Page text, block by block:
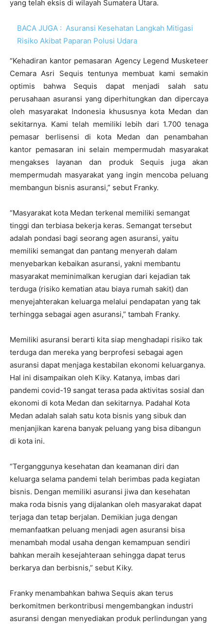
yang telah eksis di wilayah Sumatera Utara.
BACA JUGA : Asuransi Kesehatan Langkah Mitigasi
Risiko Akibat Paparan Polusi Udara
“Kehadiran kantor pemasaran Agency Legend Musketeer
Cemara Asri Sequis tentunya membuat kami semakin
optimis bahwa Sequis dapat menjadi salah satu
perusahaan asuransi yang diperhitungkan dan dipercaya
oleh masyarakat Indonesia khususnya kota Medan dan
sekitarnya. Kami telah memiliki lebih dari 1.700 tenaga
pemasar berlisensi di kota Medan dan penambahan
kantor pemasaran ini selain mempermudah masyarakat
mengakses layanan dan produk Sequis juga akan
mempermudah masyarakat yang ingin mencoba peluang
membangun bisnis asuransi,” sebut Franky.
“Masyarakat kota Medan terkenal memiliki semangat
tinggi dan terbiasa bekerja keras. Semangat tersebut
adalah pondasi bagi seorang agen asuransi, yaitu
memiliki semangat dan pantang menyerah dalam
menyebarkan kebaikan asuransi, yakni membantu
masyarakat meminimalkan kerugian dari kejadian tak
terduga (risiko kematian atau biaya rumah sakit) dan
menyejahterakan keluarga melalui pendapatan yang tak
terhingga sebagai agen asuransi,” tambah Franky.
Memiliki asuransi berarti kita siap menghadapi risiko tak
terduga dan mereka yang berprofesi sebagai agen
asuransi dapat menjaga kestabilan ekonomi keluarganya.
Hal ini disampaikan oleh Kiky. Katanya, imbas dari
pandemi covid-19 sangat terasa pada aktivitas sosial dan
ekonomi di kota Medan dan sekitarnya. Padahal Kota
Medan adalah salah satu kota bisnis yang sibuk dan
menjanjikan karena banyak peluang yang bisa dibangun
di kota ini.
“Terganggunya kesehatan dan keamanan diri dan
keluarga selama pandemi telah berimbas pada kegiatan
bisnis. Dengan memiliki asuransi jiwa dan kesehatan
maka roda bisnis yang dijalankan oleh masyarakat dapat
terjaga dan tetap berjalan. Demikian juga dengan
memanfaatkan peluang menjadi agen asuransi bisa
menambah modal usaha dengan kemampuan sendiri
bahkan meraih kesejahteraan sehingga dapat terus
berkarya dan berbisnis,” sebut Kiky.
Franky menambahkan bahwa Sequis akan terus
berkomitmen berkontribusi mengembangkan industri
asuransi dengan menyediakan produk perlindungan yang